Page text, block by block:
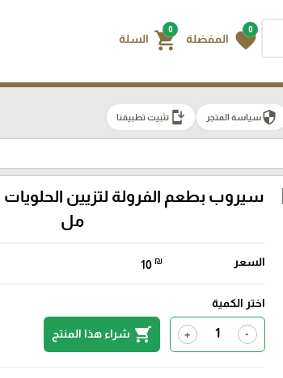
0
favorite المفضلة
0
shopping_cart السلة
securityسياسة المتجر install_mobileتثبيت تطبيقنا
مل
السعر 10 ₪
اختر الكمية
-
+
shopping_cart شراء هذا المنتج